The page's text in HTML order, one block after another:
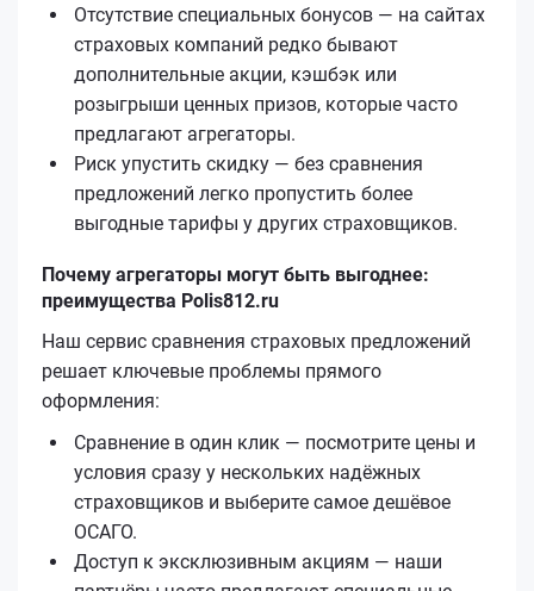
Отсутствие специальных бонусов — на сайтах
страховых компаний редко бывают
дополнительные акции, кэшбэк или
розыгрыши ценных призов, которые часто
предлагают агрегаторы.
Риск упустить скидку — без сравнения
предложений легко пропустить более
выгодные тарифы у других страховщиков.
Почему агрегаторы могут быть выгоднее:
преимущества Polis812.ru
Наш сервис сравнения страховых предложений
решает ключевые проблемы прямого
оформления:
Сравнение в один клик — посмотрите цены и
условия сразу у нескольких надёжных
страховщиков и выберите самое дешёвое
ОСАГО.
Доступ к эксклюзивным акциям — наши